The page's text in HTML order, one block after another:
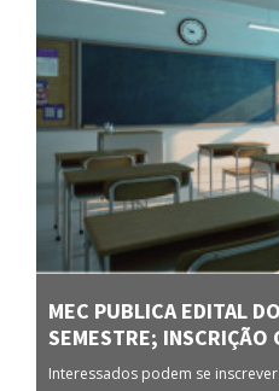
MEC PUBLICA EDITAL
SEMESTRE; INSCRIÇÃO
Interessados podem se